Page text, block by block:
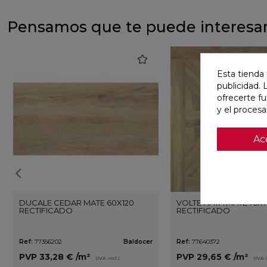
Pensamos que te puede
DUCALE CEDAR MATE 60X120
RECTIFICADO
Ref: 77356202 Baldocer
PVP 33,28 € /m² (IVA incl.)
favorite
VOLTE HAYA MATE
RECTIFICADO
Ref: 77640372
PVP 29,65 € /m² (IVA
Esta tienda
publicidad.
ofrecerte
y el